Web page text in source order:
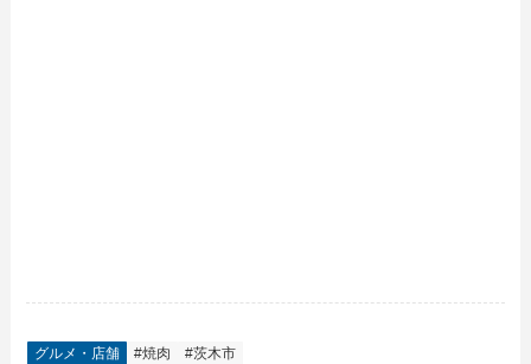
グルメ・店舗 #焼肉 #茨木市